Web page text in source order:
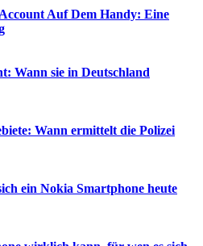
Auf Dem Handy: Eine
Wann sie in Deutschland
Wann ermittelt die Polizei
ein Nokia Smartphone heute